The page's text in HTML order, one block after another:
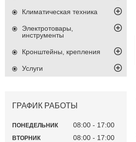
Климатическая техника
Электротовары,
инструменты
Кронштейны, крепления
Услуги
ГРАФИК РАБОТЫ
ПОНЕДЕЛЬНИК 08:00 17:00
ВТОРНИК 08:00 17:00